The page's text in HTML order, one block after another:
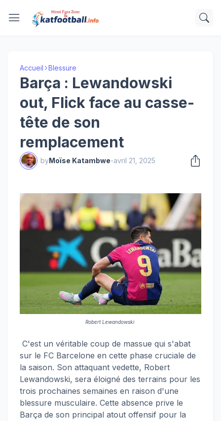
Accueil Blessure
Barça : Lewandowski
out, Flick face au casse-
tête de son
remplacement
byMoïse Katambwe-avril 21, 2025
Robert Lewandowski
C'est un véritable coup de massue qui s'abat
sur le FC Barcelone en cette phase cruciale de
la saison. Son attaquant vedette, Robert
Lewandowski, sera éloigné des terrains pour les
trois prochaines semaines en raison d'une
blessure musculaire. Cette absence prive le
Barça de son principal atout offensif pour la